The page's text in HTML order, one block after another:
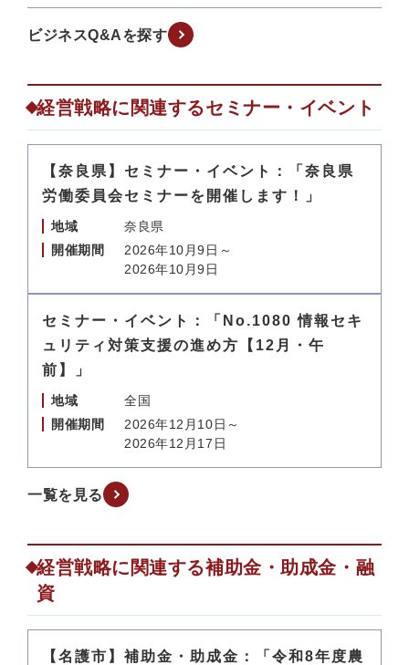
ビジネスQ&Aを探す
経営戦略に関連するセミナー・イベント
【奈良県】セミナー・イベント：「奈良県
労働委員会セミナーを開催します！」
地域
奈良県
開催期間
2026年10月9日～
2026年10月9日
セミナー・イベント：「No.1080 情報セキ
ュリティ対策支援の進め方【12月・午
前】」
地域
全国
開催期間
2026年12月10日～
2026年12月17日
一覧を見る
経営戦略に関連する補助金・助成金・融
資
【名護市】補助金・助成金：「令和8年度農